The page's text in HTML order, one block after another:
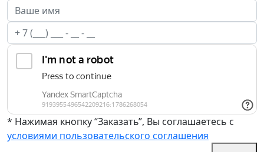
* Нажимая кнопку “Заказать”, Вы соглашаетесь с
условиями пользовательского соглашения